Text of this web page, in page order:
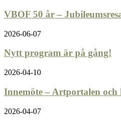
VBOF 50 år –
2026-06-07
Nytt program är på gång!
2026-04-10
Innemöte – Artportalen och
2026-04-07